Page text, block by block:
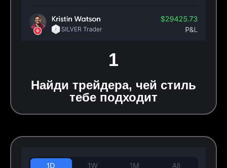
1
Найди трейдера, чей стиль
тебе подходит